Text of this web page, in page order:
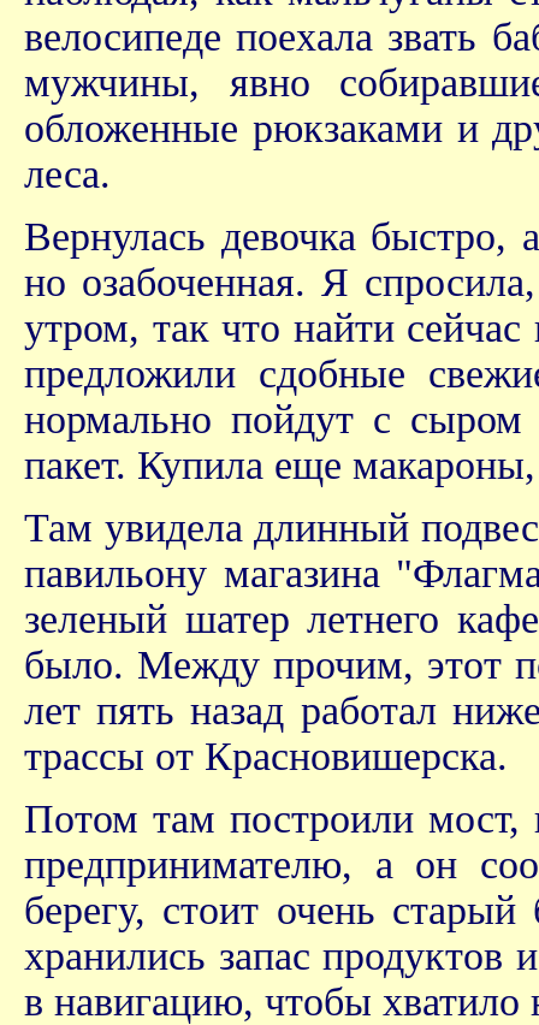
велосипеде поехала звать
мужчины, явно
обложенные рюкзаками и
леса.
Вернулась девочка быстро,
но озабоченная. Я
утром, так что найти
предложили сдобные
нормально пойдут с сыром
пакет. Купила еще
Там увидела длинный
павильону магазина
зеленый шатер летнего
было. Между прочим, этот
лет пять назад работал
трассы от Красновишерска.
Потом там построили мост,
предпринимателю, а он
берегу, стоит очень
хранились запас продуктов
в навигацию, чтобы хватило